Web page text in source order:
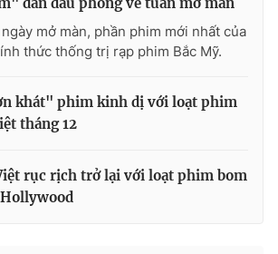
mở màn, phần phim mới nhất của
thức thống trị rạp phim Bắc Mỹ.
khát" phim kinh dị với loạt phim
tháng 12
rục rịch trở lại với loạt phim bom